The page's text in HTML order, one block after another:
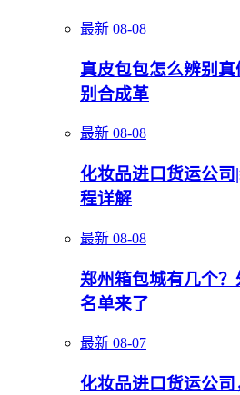
最新 08-08
真皮包包怎么辨别
别合成革
最新 08-08
化妆品进口货运公
程详解
最新 08-08
郑州箱包城有几个
名单来了
最新 08-07
化妆品进口货运公